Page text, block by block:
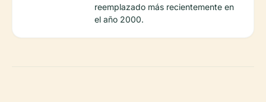
reemplazado más recientemente en
el año 2000.